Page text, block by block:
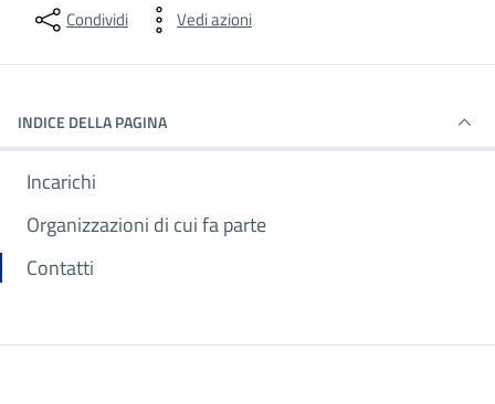
Condividi Vedi azioni
INDICE DELLA PAGINA
Incarichi
Organizzazioni di cui fa parte
Contatti